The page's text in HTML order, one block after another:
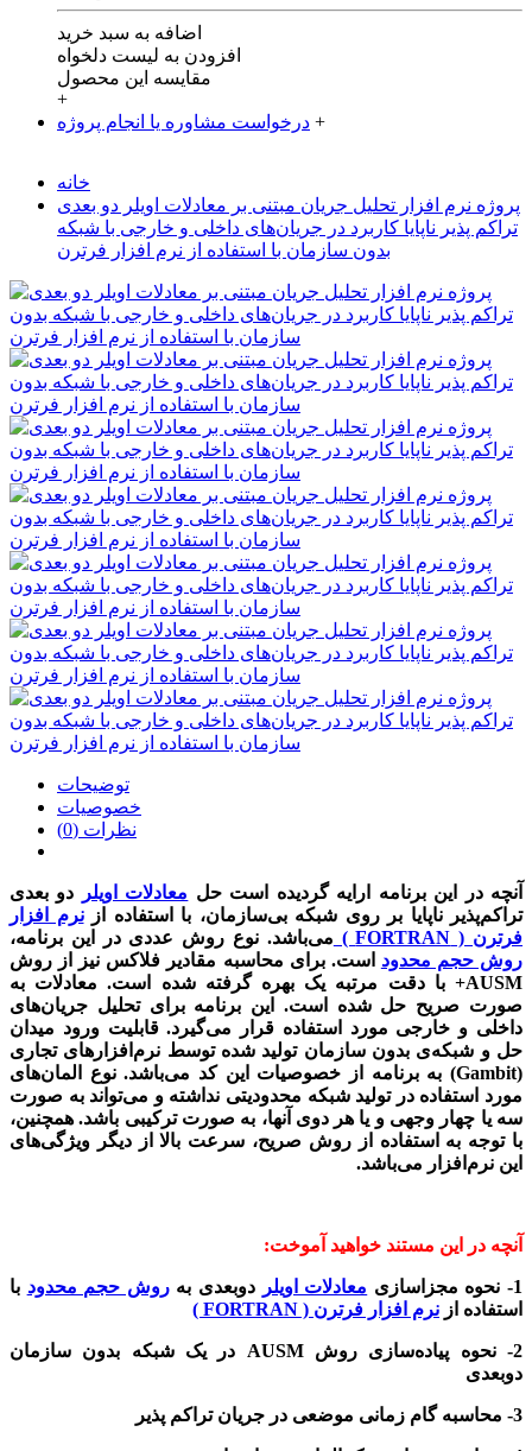
اضافه به سبد خرید
افزودن به لیست دلخواه
مقایسه این محصول
+
درخواست مشاوره یا انجام پروژه +
خانه
پروژه نرم افزار تحلیل جریان مبتنی بر معادلات اویلر دو بعدی
تراکم پذیر ناپایا کاربرد در جریان‌‌های داخلی و خارجی با شبکه
بدون سازمان با استفاده از نرم افزار فرترن
توضیحات
خصوصیات
نظرات (0)
آنچه در این برنامه ارایه گردیده است حل معادلات اویلر
دو بعدی
تراکم‌پذیر ناپایا بر روی شبکه بی‌سازمان، با استفاده ازنرم افزار
فرترن ( FORTRAN )
می‌باشد. نوع روش عددی در این برنامه،
روش حجم محدود است. برای محاسبه مقادیر فلاکس نیز از روش
AUSM+ با دقت مرتبه یک بهره گرفته شده است. معادلات به
صورت صریح حل شده است. این برنامه برای تحلیل جریان‌های
داخلی و خارجی مورد استفاده قرار می‌گیرد. قابلیت ورود میدان
حل و شبکه‌ی بدون سازمان تولید شده توسط نرم‌افزارهای تجاری
(Gambit) به برنامه از خصوصیات این کد می‌باشد. نوع المان‌های
مورد استفاده در تولید شبکه محدودیتی نداشته و می‌تواند به صورت
سه یا چهار وجهی و یا هر دوی آنها، به صورت ترکیبی باشد. همچنین،
با توجه به استفاده از روش صریح، سرعت بالا از دیگر ویژگی‌های
این نرم‌افزار می‌باشد.
آنچه در این مستند خواهید آموخت:
1- نحوه مجزاسازی معادلات اویلر دوبعدی بهروش حجم محدود با
استفاده از نرم افزار فرترن ( FORTRAN )
2- نحوه پیاده‌سازی روش AUSM در یک شبکه بدون سازمان
دو‌بعدی
3- محاسبه گام زمانی موضعی در جریان تراکم پذیر